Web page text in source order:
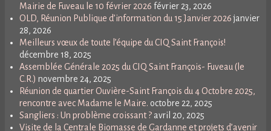
Mairie de Fuveau le 10 février 2026 février 23, 2026
OLD, Réunion Publique d’information du 15 Janvier 2026 janvier
28, 2026
Meilleurs vœux de toute l’équipe du CIQ Saint François!
décembre 18, 2025
Assemblée Générale 2025 du CIQ Saint François- Fuveau (le
C.R.) novembre 24, 2025
Réunion de quartier Ouvière-Saint François du 4 Octobre 2025,
rencontre avec Madame le Maire. octobre 22, 2025
Sangliers : Un problème croissant ? avril 20, 2025
Visite de la Centrale Biomasse de Gardanne et projets d’avenir